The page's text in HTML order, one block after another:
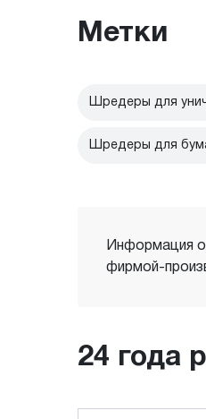
Метки
Шредеры для
Шредеры для
Информация о
фирмой-
24 года